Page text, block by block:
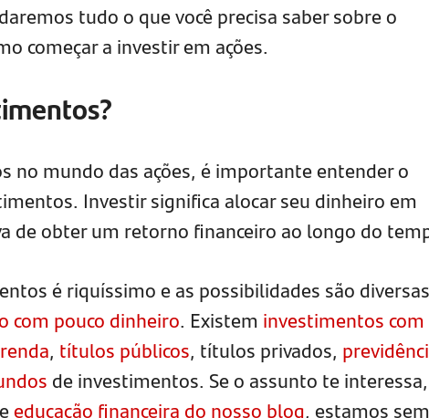
tudo o que você precisa saber sobre o
começar a investir em ações.
no mundo das ações, é importante entender o
Investir significa alocar seu dinheiro em
de obter um retorno financeiro ao longo do
é riquíssimo e as possibilidades são
com pouco dinheiro. Existem investimentos com
, títulos públicos, títulos privados,
de investimentos. Se o assunto te interessa,
educação financeira do nosso blog, estamos